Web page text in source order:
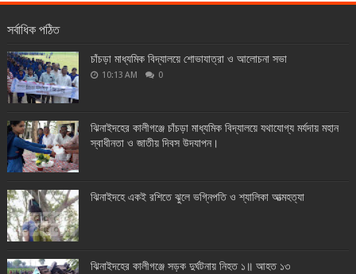
সর্বাধিক পঠিত
চাঁচড়া মাধ্যমিক বিদ্যালয়ে শোভাযাত্রা ও আলোচনা সভা
10:13 AM 0
ঝিনাইদহের কালীগঞ্জে চাঁচড়া মাধ্যমিক বিদ্যালয়ে যথাযোগ্য মর্যদায় মহান
স্বাধীনতা ও জাতীয় দিবস উদযাপন।
ঝিনাইদহে একই রশিতে ঝুলে ভগ্নিপতি ও শ্যালিকা আত্মহত্যা
ঝিনাইদহের কালীগঞ্জে সড়ক দুর্ঘটনায় নিহত ১॥ আহত ১৩